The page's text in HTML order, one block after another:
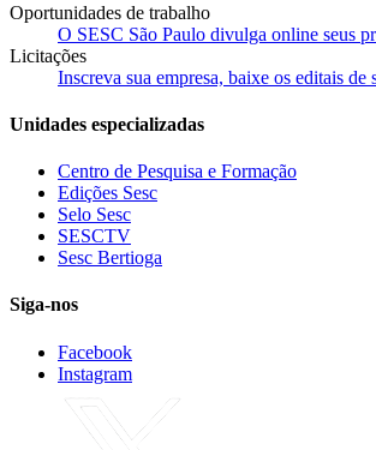
Oportunidades de trabalho
O SESC São Paulo divulga online seus
Licitações
Inscreva sua empresa, baixe os editais de
Unidades especializadas
Centro de Pesquisa e Formação
Edições Sesc
Selo Sesc
SESCTV
Sesc Bertioga
Siga-nos
Facebook
Instagram